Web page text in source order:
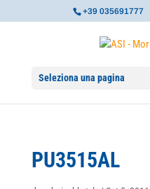
+39 035691777
Seleziona una pagina
PU3515AL